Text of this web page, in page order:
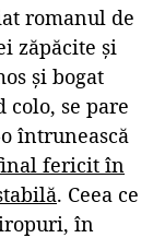
romanul de
zăpăcite și
și bogat
colo, se pare
întrunească
fericit în
. Ceea ce
în